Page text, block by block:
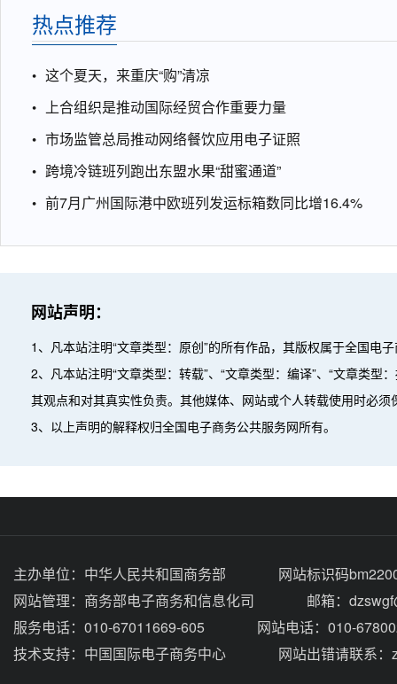
热点推荐
这个夏天，来重庆“购”清凉
上合组织是推动国际经贸合作重要力量
市场监管总局推动网络餐饮应用电子证照
跨境冷链班列跑出东盟水果“甜蜜通道”
前7月广州国际港中欧班列发运标箱数同比增16.4%
网站声明：
1、凡本站注明“文章类型：原创”的所有作品，其版权属于全国电
2、凡本站注明“文章类型：转载”、“文章类型：编译”、“文章类
其观点和对其真实性负责。其他媒体、网站或个人转载使用时必
3、以上声明的解释权归全国电子商务公共服务网所有。
主办单位： 中华人民共和国商务部
网站标识码
网站管理： 商务部电子商务和信息化司
邮箱：
服务电话：010-67011669-605
网站电话：010-
技术支持： 中国国际电子商务中心 网站出错请联系